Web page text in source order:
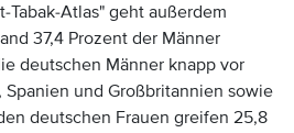
Tabak-Atlas" geht außerdem
37,4 Prozent der Männer
deutschen Männer knapp vor
Spanien und Großbritannien sowie
deutschen Frauen greifen 25,8